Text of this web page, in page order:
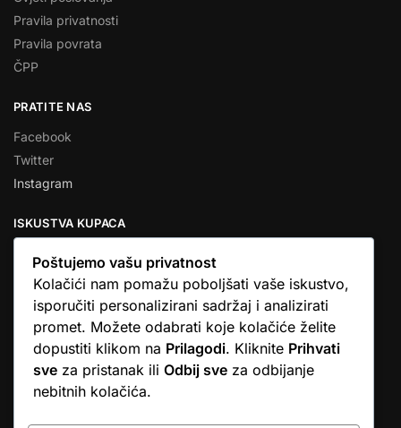
Pravila privatnosti
Pravila povrata
ČPP
PRATITE NAS
Facebook
Twitter
Instagram
ISKUSTVA KUPACA
★★★★★
… Ono što me se dojmilo je ljudski pristup i njihova briga da
dobijem što sam naručio. U većini web shopova nitko vas ne
zove, samo otkažu narudžbu. …
Stjepan D.M.
Poštujemo vašu privatnost
Kolačići nam pomažu poboljšati vaše iskustvo,
isporučiti personalizirani sadržaj i analizirati
promet. Možete odabrati koje kolačiće želite
dopustiti klikom na Prilagodi. Kliknite Prihvati
sve za pristanak ili Odbij sve za odbijanje
nebitnih kolačića.